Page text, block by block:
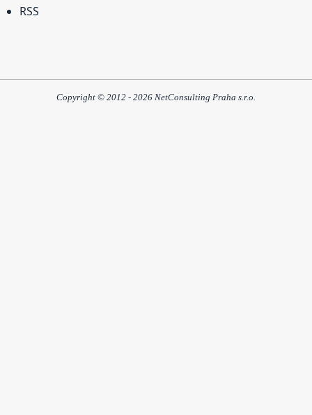
RSS
Copyright © 2012 - 2026 NetConsulting Praha s.r.o.